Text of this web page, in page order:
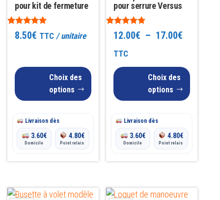
pour kit de fermeture
Note
4.888.50€ TTC / unitaire
Choix des
options
options
peuvent
être
page
produitLivraison dès
3.60€
Domicile
4.80€
Point relais
pour serrure Versus
Note
4.9712.00€ – 17.00€Plage
prix :
12.00€
TTC
Choix des
options
options
peuvent
être
choisies
page
produitLivraison dès
3.60€
Domicile
4.80€
Point relais
Ce
Ce